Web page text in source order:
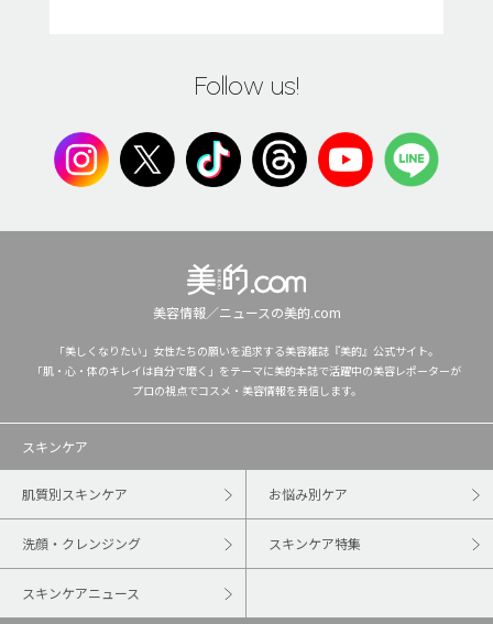
Follow us!
美容情報／ニュースの美的.com
「美しくなりたい」女性たちの願いを追求する美容雑誌『美的』公式サイト。
「肌・心・体のキレイは自分で磨く」をテーマに美的本誌で活躍中の美容レポーターが
プロの視点でコスメ・美容情報を発信します。
スキンケア
肌質別スキンケア お悩み別ケア
洗顔・クレンジング スキンケア特集
スキンケアニュース